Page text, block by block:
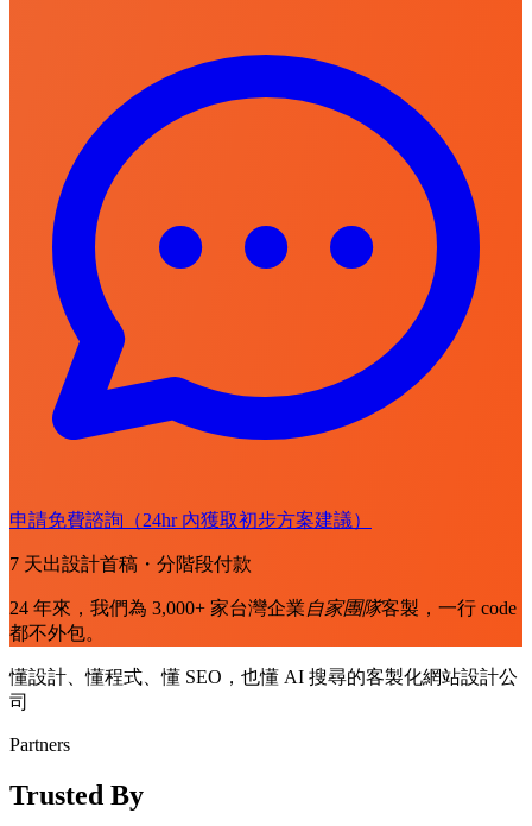
申請免費諮詢 （24hr 內獲取初步方案建議）
7 天出設計首稿・分階段付款
24 年來，我們為 3,000+ 家台灣企業自家團隊客製，一行 code
都不外包。
懂設計、懂程式、懂 SEO，也懂 AI 搜尋的客製化網站設計公
司
Partners
Trusted By